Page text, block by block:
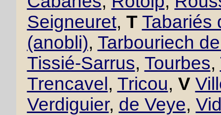
Seigneuret, T Tabariés
(anobli), Tarbouriech
Tissié-Sarrus, Tourbes,
Trencavel , Tricou, V
Verdiguier, de Veye,